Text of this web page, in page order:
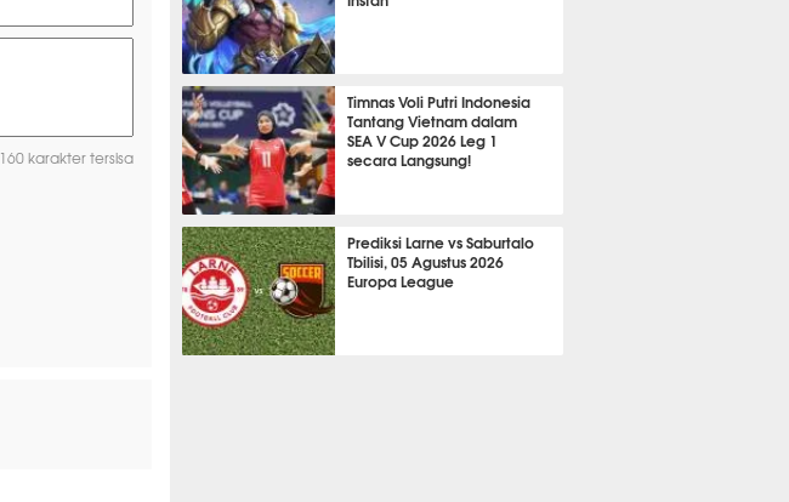
160 karakter tersisa
ESPORTS
Timnas Voli Putri Indonesia
Tantang Vietnam dalam
SEA V Cup 2026 Leg 1
secara Langsung!
OLAHRAGA LAIN
Prediksi Larne vs Saburtalo
Tbilisi, 05 Agustus 2026
Europa League